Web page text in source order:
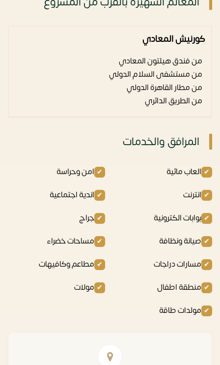
كورنيش المعادي
من فندق هيلتون المعادي
من مستشفى السلام الدولي
من مطار القاهرة الدولي
من الطريق الدائري
المرافق والخدمات
العاب مائية
امن وحراسة
انترنت
اندية اجتماعية
بوابات الكترونية
جراج
صيانة ونظافة
مساحات خضراء
مسارات دراجات
مطاعم وكافيهات
منطقة اطفال
مولات
مولدات طاقة